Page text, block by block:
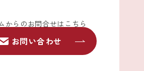
からのお問合せはこちら
お問い合わせ